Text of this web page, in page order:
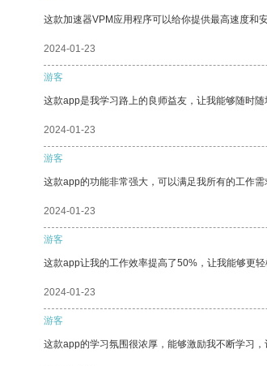
这款加速器VPM应用程序可以给你提供最高速度和
2024-01-23
游客
这款app是我学习路上的良师益友，让我能够随时随
2024-01-23
游客
这款app的功能非常强大，可以满足我所有的工作需
2024-01-23
游客
这款app让我的工作效率提高了50%，让我能够更
2024-01-23
游客
这款app的学习氛围很浓厚，能够激励我不断学习，